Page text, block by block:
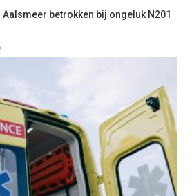
betrokken bij ongeluk N201